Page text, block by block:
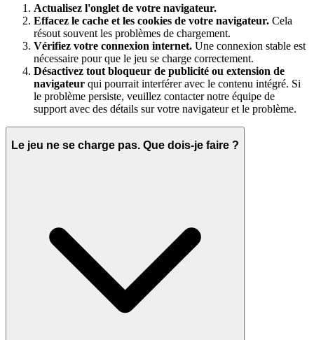
Actualisez l'onglet de votre navigateur.
Effacez le cache et les cookies de votre navigateur. Cela
résout souvent les problèmes de chargement.
Vérifiez votre connexion internet. Une connexion stable est
nécessaire pour que le jeu se charge correctement.
Désactivez tout bloqueur de publicité ou extension de
navigateur qui pourrait interférer avec le contenu intégré. Si
le problème persiste, veuillez contacter notre équipe de
support avec des détails sur votre navigateur et le problème.
Le jeu ne se charge pas. Que dois-je faire ?